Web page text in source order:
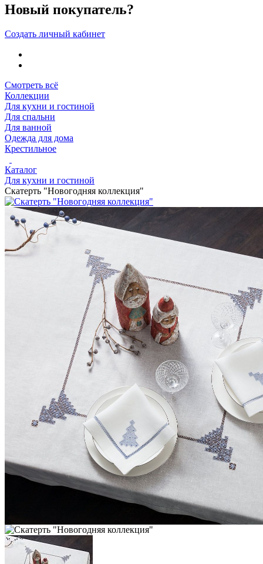
Новый покупатель?
Создать личный кабинет
Смотреть всё
Коллекции
Для кухни и гостиной
Для спальни
Для ванной
Одежда для дома
Крестильное
Каталог
Для кухни и гостиной
Скатерть "Новогодняя коллекция"